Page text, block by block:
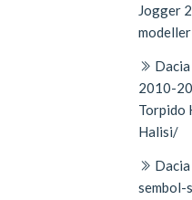
Jogger
2010-
Torpido
Halisi/
sembol-